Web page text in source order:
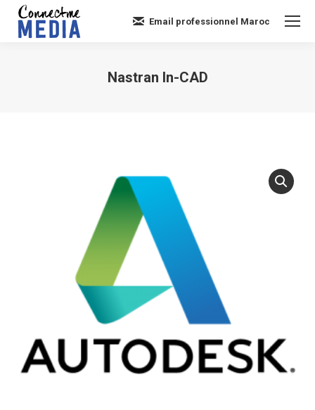
Email professionnel Maroc
Nastran In-CAD